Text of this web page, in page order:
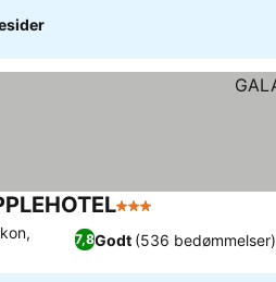
3 Stjerner
7,8Godt (536 bedømmelser)